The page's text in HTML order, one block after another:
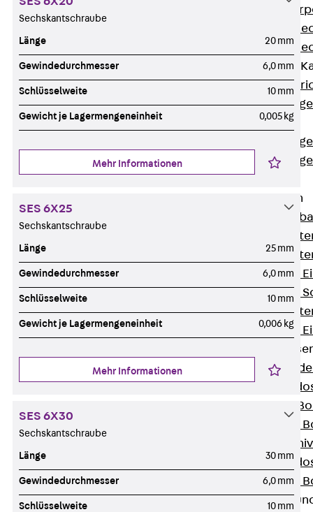
Estrichbündige
Zurück
CHALI
Einbaueinheiten
Nivellierbare
Nivellierbare
Nivellierbare
Zurück
Zubehör für
Nivellierbare
Zubehör für
Nivellierbare
Gerätebecher
Sechskantschraube
Länge 20 mm
Gewindedurchmesser 6,0 mm
Schlüsselweite 10 mm
Gewicht je Lagermengeneinheit 0,005 kg
Mehr Informationen
SES 6X25
Sechskantschraube
Länge 25 mm
Gewindedurchmesser 6,0 mm
Schlüsselweite 10 mm
Gewicht je Lagermengeneinheit 0,006 kg
Mehr Informationen
SES 6X30
Sechskantschraube
Länge 30 mm
Gewindedurchmesser 6,0 mm
Schlüsselweite 10 mm